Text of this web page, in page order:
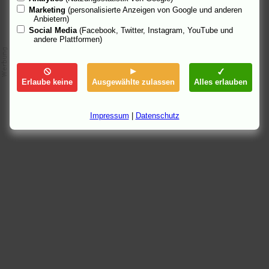
Marketing (personalisierte Anzeigen von Google und anderen
Anbietern)
Social Media (Facebook, Twitter, Instagram, YouTube und
andere Plattformen)
Erlaube keine Ausgewählte zulassen Alles erlauben
Impressum Datenschutz